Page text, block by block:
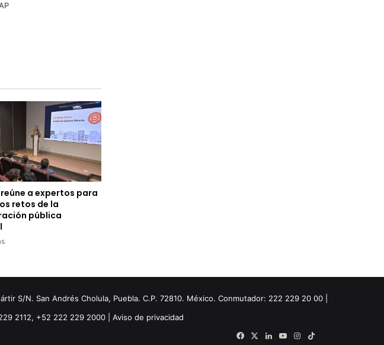
reúne a expertos para
retos de la
pública
S/N. San Andrés Cholula, Puebla. C.P. 72810. México. Conmutador: 222 229 20 00 |
2112, +52 222 229 2000 | Aviso de privacidad
Facebook
X LinkedInYouTubeInstagram
TikTok